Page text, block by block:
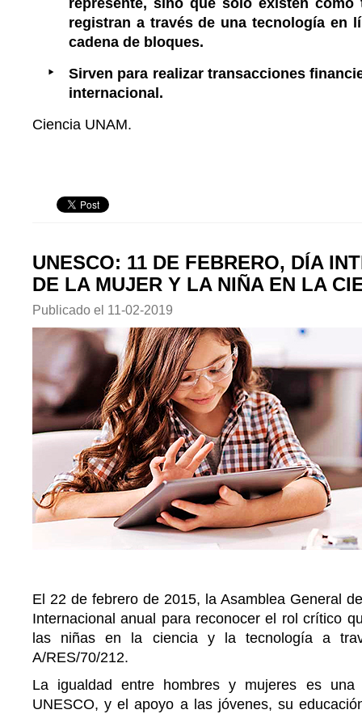
registran a través de una tecnología en
cadena de bloques.
Sirven para realizar transacciones
internacional.
Ciencia UNAM.
UNESCO: 11 DE FEBRERO, DÍA
DE LA MUJER Y LA NIÑA EN LA
Publicado el 11-02-2019
El 22 de febrero de 2015, la Asamblea General
Internacional anual para reconocer el rol crítico
las niñas en la ciencia y la tecnología a
A/RES/70/212.
La igualdad entre hombres y mujeres es
UNESCO, y el apoyo a las jóvenes, su